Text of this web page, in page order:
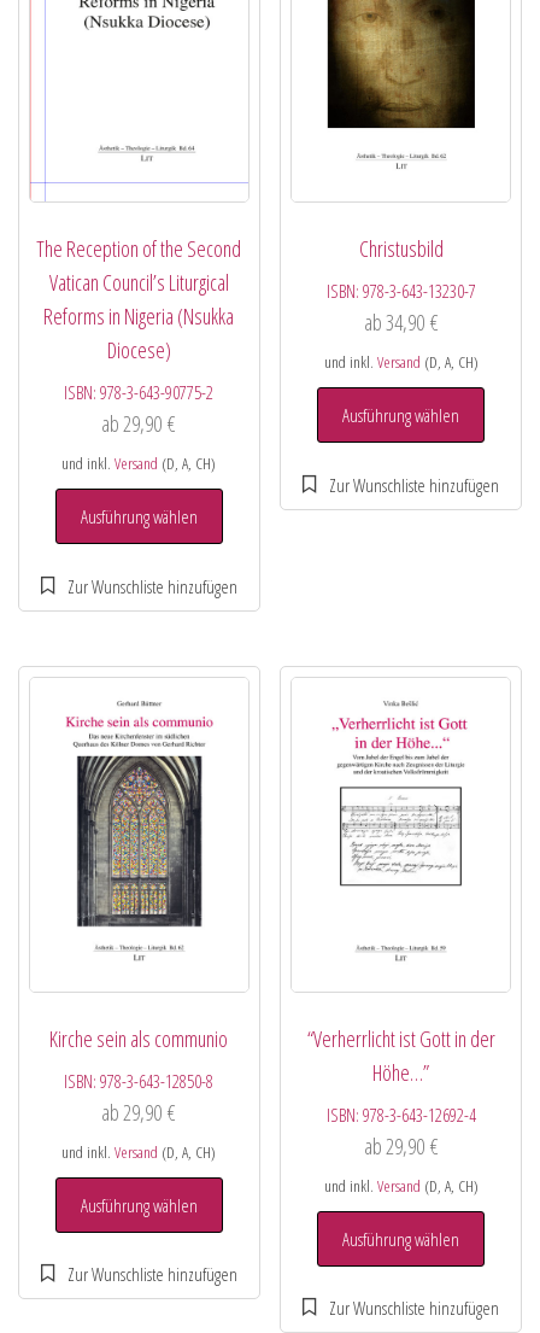
The Reception of the Second
Vatican Council’s Liturgical
Reforms in Nigeria (Nsukka
Diocese)
ISBN:978-3-643-90775-2
ab29,90€
und inkl.Versand (D, A, CH)
Ausführung wählen
Christusbild
ISBN: 978-3-643-13230-7
ab34,90 €
und inkl. Versand (D, A, CH)
Ausführung wählen
Kirche sein als communio
ISBN:978-3-643-12850-8
ab29,90€
und inkl.Versand (D, A, CH)
Ausführung wählen
“Verherrlicht ist Gott in der
Höhe…”
ISBN: 978-3-643-12692-4
ab29,90 €
und inkl. Versand (D, A, CH)
Ausführung wählen